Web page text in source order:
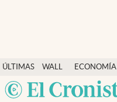
ÚLTIMAS
NOTICIAS
WALL
STREET
Y
ECONOMÍA
Finanzas y economía
Wall Street y dólar